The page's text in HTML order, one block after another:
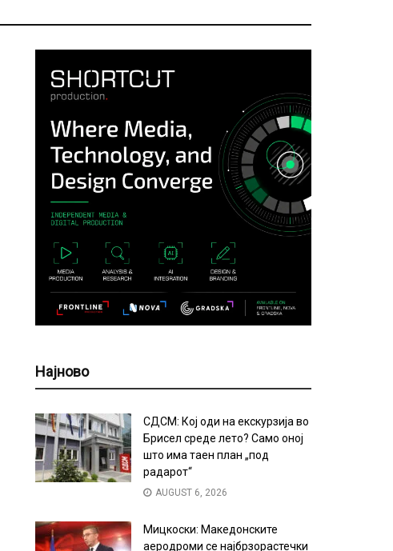
Најново
СДСМ: Кој оди на екскурзија во
Брисел среде лето? Само оној
што има таен план „под
радарот“
AUGUST 6, 2026
Мицкоски: Македонските
аеродроми се најбрзорастечки